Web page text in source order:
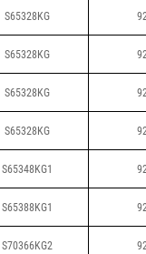
S65328KG
S65328KG
S65328KG
S65328KG
S65348KG1
S65388KG1
S70366KG2